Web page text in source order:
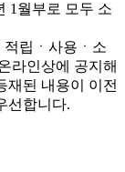
1월부로 모두 소
립ㆍ사용ㆍ소
라인상에 공지해
재된 내용이 이전
선합니다.